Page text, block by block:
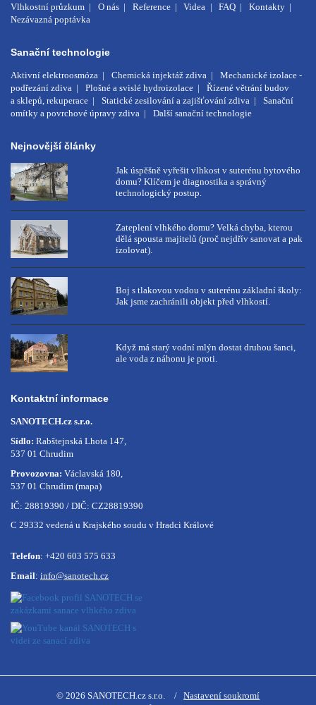
Vlhkostní průzkum O nás Reference Videa FAQ
Kontakty
Nezávazná poptávka
Sanační technologie
Aktivní elektroosmóza Chemická injektáž zdiva
Mechanické izolace -
podřezání zdiva
Plošné a svislé hydroizolace
Řízené větrání budov
a sklepů, rekuperace
Statické zesilování a zajišťování zdiva
Sanační
omítky a povrchové úpravy zdiva
Další sanační technologie
Nejnovější články
Jak úspěšně vyřešit vlhkost v suterénu bytového
domu? Klíčem je diagnostika a správný
technologický postup.
Zateplení vlhkého domu? Velká chyba, kterou
dělá spousta majitelů (proč nejdřív sanovat a pak
izolovat).
Boj s tlakovou vodou v suterénu základní školy:
Jak jsme zachránili objekt před vlhkostí.
Když má starý vodní mlýn dostat druhou šanci,
ale voda z náhonu je proti.
Kontaktní informace
SANOTECH.cz s.r.o.
Sídlo: Rabštejnská Lhota 147,
537 01 Chrudim
Provozovna: Václavská 180,
537 01 Chrudim (mapa)
IČ: 28819390 / DIČ: CZ28819390
C 29332 vedená u Krajského soudu v Hradci Králové
Telefon: +420 603 575 633
Email: info@sanotech.cz
© 2026 SANOTECH.cz s.r.o.
Nastavení soukromí